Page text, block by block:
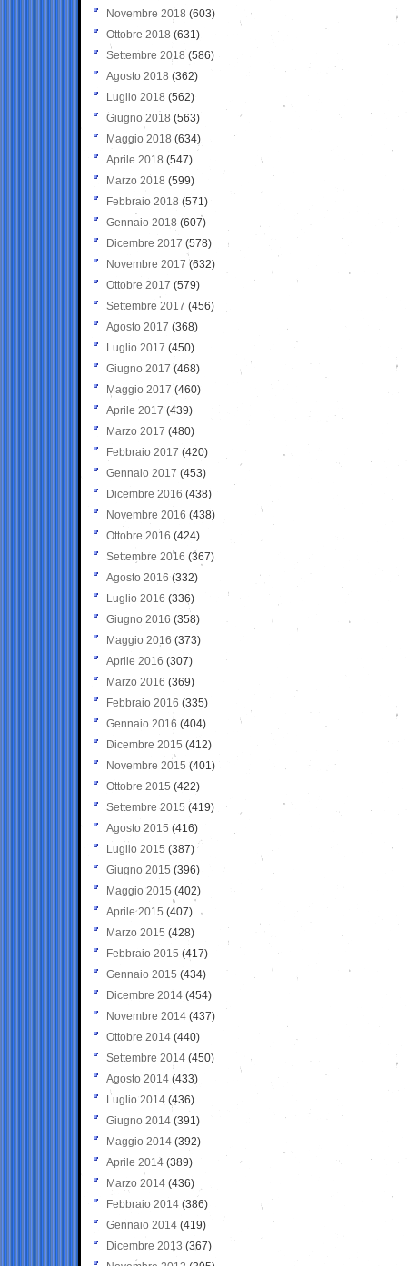
Novembre 2018 (603)
Ottobre 2018 (631)
Settembre 2018 (586)
Agosto 2018 (362)
Luglio 2018 (562)
Giugno 2018 (563)
Maggio 2018 (634)
Aprile 2018 (547)
Marzo 2018 (599)
Febbraio 2018 (571)
Gennaio 2018 (607)
Dicembre 2017 (578)
Novembre 2017 (632)
Ottobre 2017 (579)
Settembre 2017 (456)
Agosto 2017 (368)
Luglio 2017 (450)
Giugno 2017 (468)
Maggio 2017 (460)
Aprile 2017 (439)
Marzo 2017 (480)
Febbraio 2017 (420)
Gennaio 2017 (453)
Dicembre 2016 (438)
Novembre 2016 (438)
Ottobre 2016 (424)
Settembre 2016 (367)
Agosto 2016 (332)
Luglio 2016 (336)
Giugno 2016 (358)
Maggio 2016 (373)
Aprile 2016 (307)
Marzo 2016 (369)
Febbraio 2016 (335)
Gennaio 2016 (404)
Dicembre 2015 (412)
Novembre 2015 (401)
Ottobre 2015 (422)
Settembre 2015 (419)
Agosto 2015 (416)
Luglio 2015 (387)
Giugno 2015 (396)
Maggio 2015 (402)
Aprile 2015 (407)
Marzo 2015 (428)
Febbraio 2015 (417)
Gennaio 2015 (434)
Dicembre 2014 (454)
Novembre 2014 (437)
Ottobre 2014 (440)
Settembre 2014 (450)
Agosto 2014 (433)
Luglio 2014 (436)
Giugno 2014 (391)
Maggio 2014 (392)
Aprile 2014 (389)
Marzo 2014 (436)
Febbraio 2014 (386)
Gennaio 2014 (419)
Dicembre 2013 (367)